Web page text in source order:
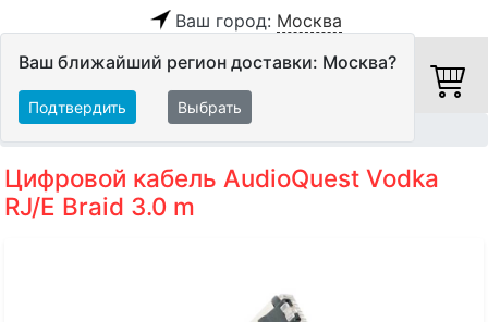
Ваш город: Москва
Ваш ближайший регион доставки: Москва?
Подтвердить Выбрать
Цифровой кабель AudioQuest Vodka
RJ/E Braid 3.0 m